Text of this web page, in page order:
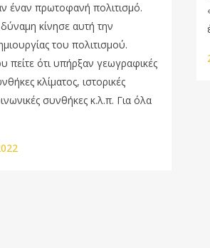
έναν πρωτοφανή πολιτισμό.
κίνησε αυτή την
του πολιτισμού.
πείτε ότι υπήρξαν γεωγραφικές
κλίματος, ιστορικές
συνθήκες κ.λ.π. Για όλα